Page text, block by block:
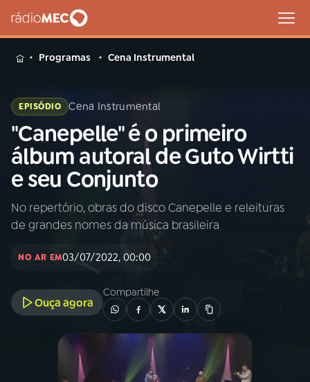
MENU
Buscar
na
Rádio
MEC
Buscar
Início AO VIVO
INÍCIO
A RÁDIO
PROGRAMAÇÃO
Programas Cena Instrumental
EPISÓDIO Cena Instrumental
"Canepelle" é o primeiro
álbum autoral de Guto Wirtti
e seu Conjunto
No repertório, obras do disco Canepelle e releituras
de grandes nomes da música brasileira
NO AR EM03/07/2022, 00:00
Ouça agora
Compartilhe